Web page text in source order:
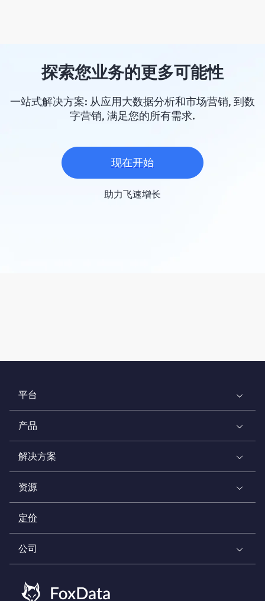
探索您业务的更多可能性
一站式解决方案: 从应用大数据分析和市场营销, 到数
字营销, 满足您的所有需求.
现在开始
助力飞速增长
平台
产品
解决方案
资源
定价
公司